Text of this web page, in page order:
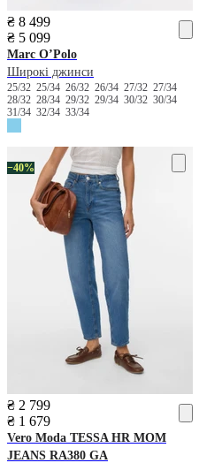
₴ 8 499
₴ 5 099
Marc O’Polo
Широкі джинси
25/32 25/34 26/32 26/34 27/32 27/34
28/32 28/34 29/32 29/34 30/32 30/34
31/34 32/34 33/34
−40%
₴ 2 799
₴ 1 679
Vero Moda TESSA HR MOM
JEANS RA380 GA